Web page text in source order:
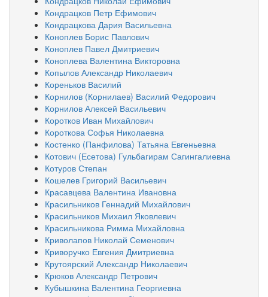
Кондрацков Петр Ефимович
Кондрацкова Дария Васильевна
Коноплев Борис Павлович
Коноплев Павел Дмитриевич
Коноплева Валентина Викторовна
Копылов Александр Николаевич
Кореньков Василий
Корнилов (Корнилаев) Василий Федорович
Корнилов Алексей Васильевич
Коротков Иван Михайлович
Короткова Софья Николаевна
Костенко (Панфилова) Татьяна Евгеньевна
Котович (Есетова) Гульбагирам Сагингалиевна
Котуров Степан
Кошелев Григорий Васильевич
Красавцева Валентина Ивановна
Красильников Геннадий Михайлович
Красильников Михаил Яковлевич
Красильникова Римма Михайловна
Криволапов Николай Семенович
Криворучко Евгения Дмитриевна
Крутоярский Александр Николаевич
Крюков Александр Петрович
Кубышкина Валентина Георгиевна